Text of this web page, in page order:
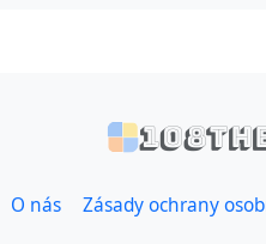
O nás Zásady ochrany